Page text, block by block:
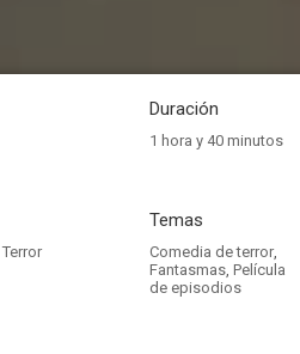
Duración
1 hora y 40 minutos
Terror
Temas
Comedia de terror,
Fantasmas, Película
de episodios